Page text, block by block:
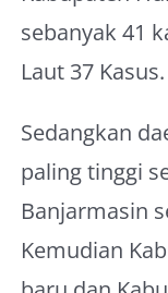
sebanyak 41
Laut 37 Kasus.
Sedangkan
paling tinggi
Banjarmasin
Kemudian